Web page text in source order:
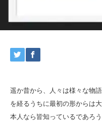
遥か昔から、人々は様々な物
を経るうちに最初の形からは
本人なら皆知っているであろ